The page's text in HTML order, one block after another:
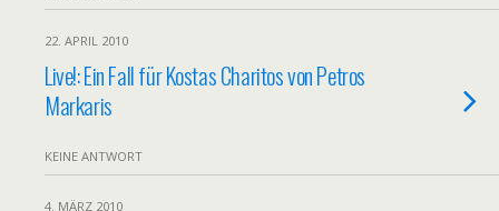
22. APRIL 2010
Live!: Ein Fall für Kostas Charitos von Petros
Markaris
KEINE ANTWORT
4. MÄRZ 2010